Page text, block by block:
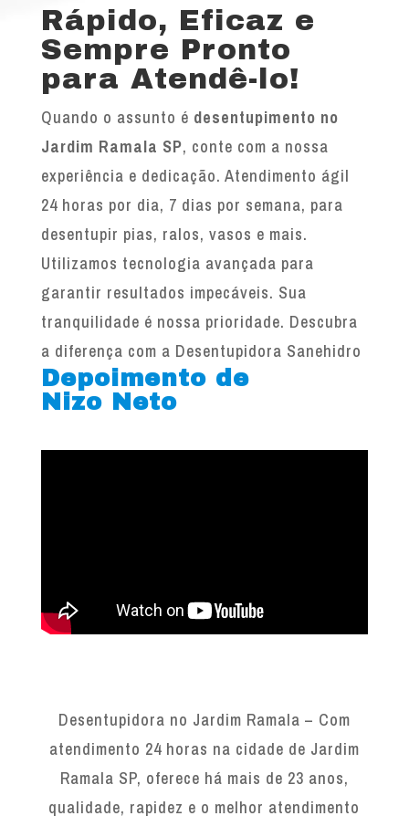
Rápido, Eficaz e
Sempre Pronto
para Atendê-lo!
Quando o assunto é desentupimento no
Jardim Ramala SP, conte com a nossa
experiência e dedicação. Atendimento ágil
24 horas por dia, 7 dias por semana, para
desentupir pias, ralos, vasos e mais.
Utilizamos tecnologia avançada para
garantir resultados impecáveis. Sua
tranquilidade é nossa prioridade. Descubra
a diferença com a Desentupidora Sanehidro
Depoimento de
Nizo Neto
Desentupidora no Jardim Ramala – Com
atendimento 24 horas na cidade de Jardim
Ramala SP, oferece há mais de 23 anos,
qualidade, rapidez e o melhor atendimento